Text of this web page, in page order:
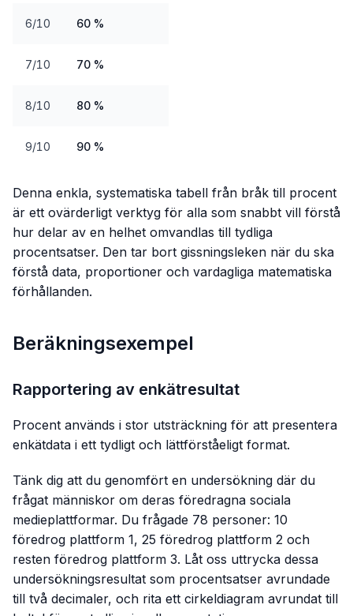
6/10 60 %
7/10 70 %
8/10 80 %
9/10 90 %
Denna enkla, systematiska tabell från bråk till procent
är ett ovärderligt verktyg för alla som snabbt vill förstå
hur delar av en helhet omvandlas till tydliga
procentsatser. Den tar bort gissningsleken när du ska
förstå data, proportioner och vardagliga matematiska
förhållanden.
Beräkningsexempel
Rapportering av enkätresultat
Procent används i stor utsträckning för att presentera
enkätdata i ett tydligt och lättförståeligt format.
Tänk dig att du genomfört en undersökning där du
frågat människor om deras föredragna sociala
medieplattformar. Du frågade 78 personer: 10
föredrog plattform 1, 25 föredrog plattform 2 och
resten föredrog plattform 3. Låt oss uttrycka dessa
undersökningsresultat som procentsatser avrundade
till två decimaler, och rita ett cirkeldiagram avrundat till